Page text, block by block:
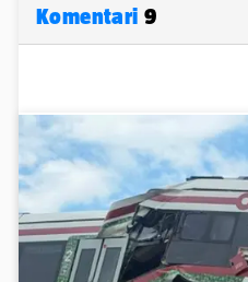
Komentari 9